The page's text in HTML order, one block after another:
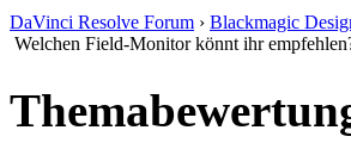
DaVinci Resolve Forum › Blackmagic
Welchen Field-Monitor könnt ihr